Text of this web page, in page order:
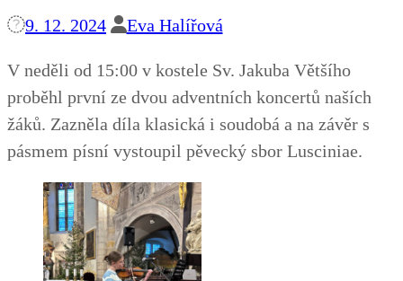
9. 12. 2024 Eva Halířová
V neděli od 15:00 v kostele Sv. Jakuba Většího
proběhl první ze dvou adventních koncertů naších
žáků. Zazněla díla klasická i soudobá a na závěr s
pásmem písní vystoupil pěvecký sbor Lusciniae.